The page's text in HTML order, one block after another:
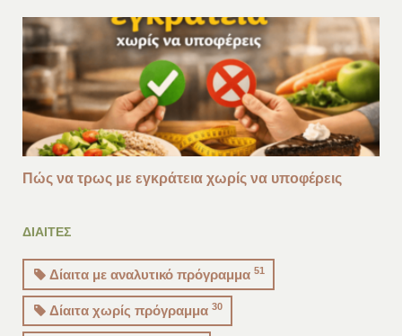
Πώς να τρως με εγκράτεια χωρίς να υποφέρεις
ΔΙΑΙΤΕΣ
Δίαιτα με αναλυτικό πρόγραμμα51
Δίαιτα χωρίς πρόγραμμα30